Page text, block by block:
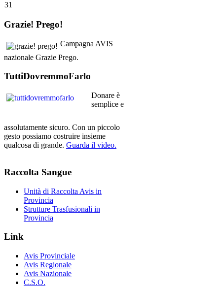
31
Grazie! Prego!
Campagna AVIS
nazionale Grazie Prego.
TuttiDovremmoFarlo
Donare è
semplice e
assolutamente sicuro. Con un piccolo
gesto possiamo costruire insieme
qualcosa di grande. Guarda il video.
Raccolta Sangue
Unità di Raccolta Avis in
Provincia
Strutture Trasfusionali in
Provincia
Link
Avis Provinciale
Avis Regionale
Avis Nazionale
C.S.O.